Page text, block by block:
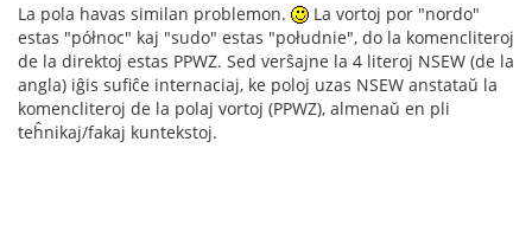
La pola havas similan problemon.
La vortoj por "nordo"
estas "północ" kaj "sudo" estas "południe", do la komencliteroj
de la direktoj estas PPWZ. Sed verŝajne la 4 literoj NSEW (de la
angla) iĝis sufiĉe internaciaj, ke poloj uzas NSEW anstataŭ la
komencliteroj de la polaj vortoj (PPWZ), almenaŭ en pli
teĥnikaj/fakaj kuntekstoj.